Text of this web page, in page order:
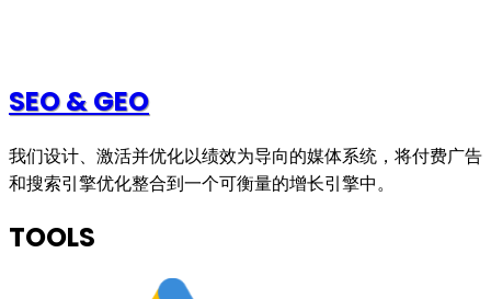
SEO & GEO
我们设计、激活并优化以绩效为导向的媒体系统，将付费广告
和搜索引擎优化整合到一个可衡量的增长引擎中。
TOOLS